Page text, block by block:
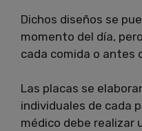
Dichos diseños se
momento del día,
cada comida o antes
Las placas se
individuales de cada
médico debe realizar